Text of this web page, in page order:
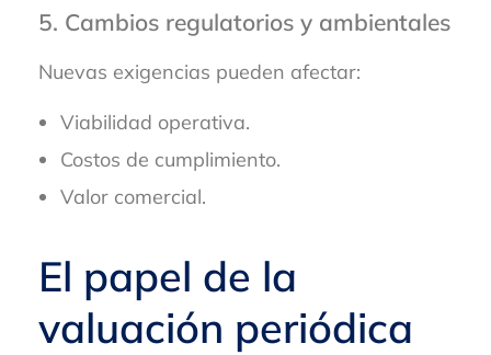
5. Cambios regulatorios y ambientales
Nuevas exigencias pueden afectar:
Viabilidad operativa.
Costos de cumplimiento.
Valor comercial.
El papel de la
valuación periódica